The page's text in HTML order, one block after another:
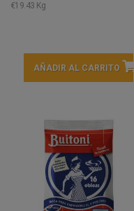
€19.43 Kg
AÑADIR AL CARRITO